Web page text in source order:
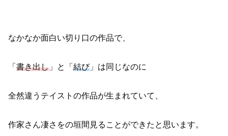
なかなか面白い切り口の作品で、
「 書き出し 」と「 結び」は同じなのに
全然違うテイストの作品が生まれていて、
作家さん凄さをの垣間見ることができたと思います。